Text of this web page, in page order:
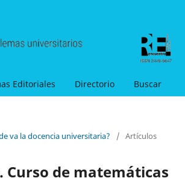
Editoriales Directorio Buscar
va la docencia universitaria?
/ Artículos
de matemáticas